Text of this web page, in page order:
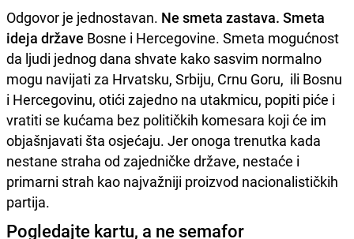
Odgovor je jednostavan. Ne smeta zastava. Smeta
ideja države Bosne i Hercegovine. Smeta mogućnost
da ljudi jednog dana shvate kako sasvim normalno
mogu navijati za Hrvatsku, Srbiju, Crnu Goru, ili Bosnu
i Hercegovinu, otići zajedno na utakmicu, popiti piće i
vratiti se kućama bez političkih komesara koji će im
objašnjavati šta osjećaju. Jer onoga trenutka kada
nestane straha od zajedničke države, nestaće i
primarni strah kao najvažniji proizvod nacionalističkih
partija.
Pogledajte kartu, a ne semafor